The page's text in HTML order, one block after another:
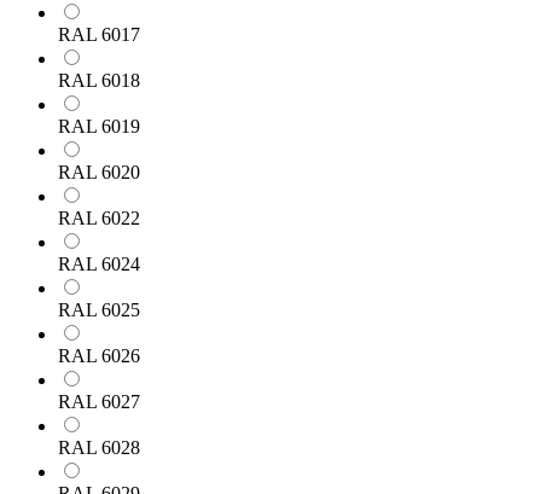
RAL 6017
RAL 6018
RAL 6019
RAL 6020
RAL 6022
RAL 6024
RAL 6025
RAL 6026
RAL 6027
RAL 6028